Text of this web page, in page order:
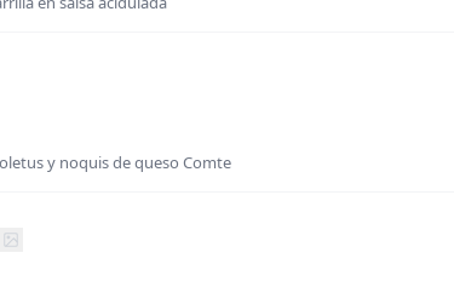
y noquis de queso Comte